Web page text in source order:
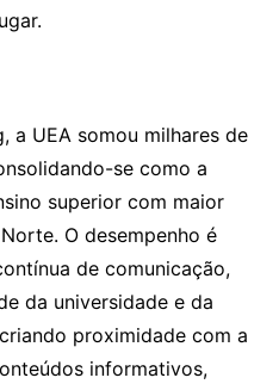
a UEA somou milhares de
se como a
superior com maior
O desempenho é
de comunicação,
da universidade e da
proximidade com a
informativos,